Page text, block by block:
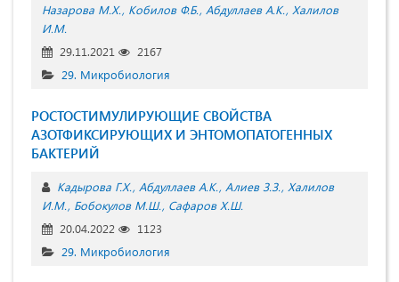
Назарова М.Х. Кобилов Ф.Б. Абдуллаев А.К. Халилов
И.М.
29.11.2021
2167
29. Микробиология
РОСТОСТИМУЛИРУЮЩИЕ СВОЙСТВА
АЗОТФИКСИРУЮЩИХ И ЭНТОМОПАТОГЕННЫХ
БАКТЕРИЙ
Кадырова Г.Х. Абдуллаев А.К. Алиев З.З. Халилов
И.М. Бобокулов М.Ш. Сафаров Х.Ш.
20.04.2022
1123
29. Микробиология